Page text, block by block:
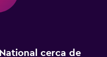
cerca de